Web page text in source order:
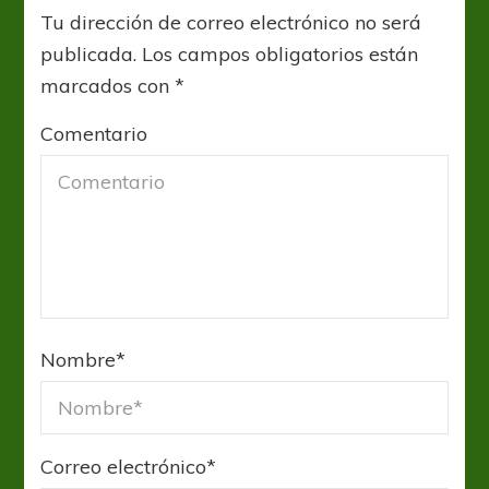
Tu dirección de correo electrónico no será
publicada. Los campos obligatorios están
marcados con*
Comentario
Nombre*
Correo electrónico*